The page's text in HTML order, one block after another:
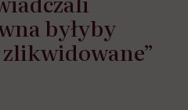
byłyby